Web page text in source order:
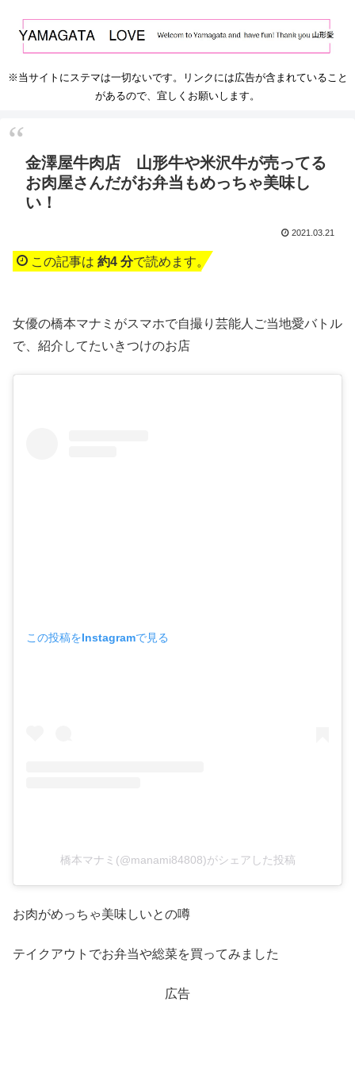
※当サイトにステマは一切ないです。リンクには広告が含まれていること
があるので、宜しくお願いします。
金澤屋牛肉店 山形牛や米沢牛が売ってる
お肉屋さんだがお弁当もめっちゃ美味し
い！
2021.03.21
この記事は 約4 分で読めます。
女優の橋本マナミがスマホで自撮り芸能人ご当地愛バトル
で、紹介してたいきつけのお店
この投稿をInstagramで見る
橋本マナミ(@manami84808)がシェアした投稿
お肉がめっちゃ美味しいとの噂
テイクアウトでお弁当や総菜を買ってみました
広告